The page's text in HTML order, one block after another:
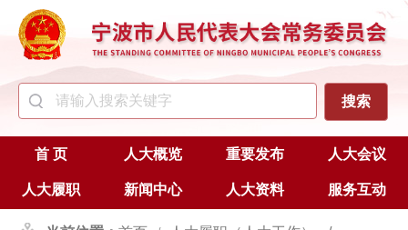
首 页 人大概览 重要发布 人大会议
人大履职 新闻中心 人大资料 服务互动